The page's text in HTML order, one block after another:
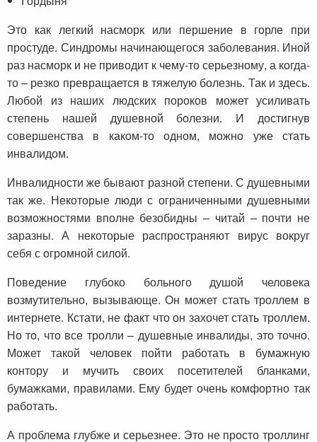
Это как легкий насморк или першение в горле при
простуде. Синдромы начинающегося заболевания. Иной
раз насморк и не приводит к чему-то серьезному, а когда-
то – резко превращается в тяжелую болезнь. Так и здесь.
Любой из наших людских пороков может усиливать
степень нашей душевной болезни. И достигнув
совершенства в каком-то одном, можно уже стать
инвалидом.
Инвалидности же бывают разной степени. С душевными
так же. Некоторые люди с ограниченными душевными
возможностями вполне безобидны – читай – почти не
заразны. А некоторые распространяют вирус вокруг
себя с огромной силой.
Поведение глубоко больного душой человека
возмутительно, вызывающе. Он может стать троллем в
интернете. Кстати, не факт что он захочет стать троллем.
Но то, что все тролли – душевные инвалиды, это точно.
Может такой человек пойти работать в бумажную
контору и мучить своих посетителей бланками,
бумажками, правилами. Ему будет очень комфортно так
работать.
А проблема глубже и серьезнее. Это не просто троллинг